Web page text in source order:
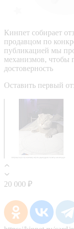
Кинпет собирает
продавцом по
публикацией мы
механизмов, чтобы
достоверность
Оставить первый
20 000 ₽